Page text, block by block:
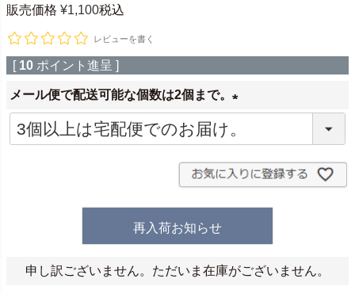
販売価格 ¥1,100税込
レビューを書く
[ 10 ポイント進呈 ]
メール便で配送可能な個数は2個まで。
必
須
)
再入荷お知らせ
申し訳ございません。ただいま在庫がございません。